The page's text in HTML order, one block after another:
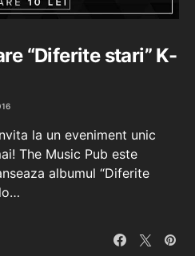
“Diferite stari” K-
la un eveniment unic
The Music Pub este
albumul “Diferite